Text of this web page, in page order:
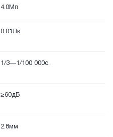
4.0Мп
0.01Лк
1/3—1/100 000с.
≥60дБ
2.8мм